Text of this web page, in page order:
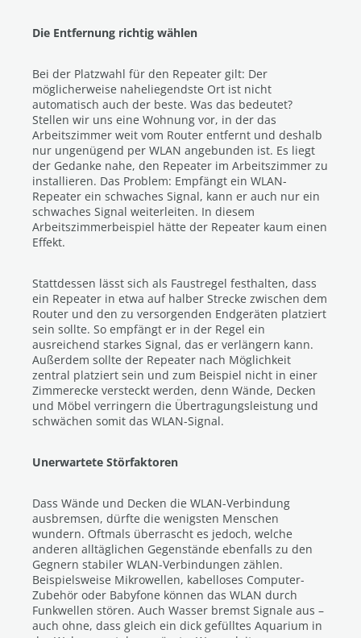
Die Entfernung richtig wählen
Bei der Platzwahl für den Repeater gilt: Der
möglicherweise naheliegendste Ort ist nicht
automatisch auch der beste. Was das bedeutet?
Stellen wir uns eine Wohnung vor, in der das
Arbeitszimmer weit vom Router entfernt und deshalb
nur ungenügend per WLAN angebunden ist. Es liegt
der Gedanke nahe, den Repeater im Arbeitszimmer zu
installieren. Das Problem: Empfängt ein WLAN-
Repeater ein schwaches Signal, kann er auch nur ein
schwaches Signal weiterleiten. In diesem
Arbeitszimmerbeispiel hätte der Repeater kaum einen
Effekt.
Stattdessen lässt sich als Faustregel festhalten, dass
ein Repeater in etwa auf halber Strecke zwischen dem
Router und den zu versorgenden Endgeräten platziert
sein sollte. So empfängt er in der Regel ein
ausreichend starkes Signal, das er verlängern kann.
Außerdem sollte der Repeater nach Möglichkeit
zentral platziert sein und zum Beispiel nicht in einer
Zimmerecke versteckt werden, denn Wände, Decken
und Möbel verringern die Übertragungsleistung und
schwächen somit das WLAN-Signal.
Unerwartete Störfaktoren
Dass Wände und Decken die WLAN-Verbindung
ausbremsen, dürfte die wenigsten Menschen
wundern. Oftmals überrascht es jedoch, welche
anderen alltäglichen Gegenstände ebenfalls zu den
Gegnern stabiler WLAN-Verbindungen zählen.
Beispielsweise Mikrowellen, kabelloses Computer-
Zubehör oder Babyfone können das WLAN durch
Funkwellen stören. Auch Wasser bremst Signale aus –
auch ohne, dass gleich ein dick gefülltes Aquarium in